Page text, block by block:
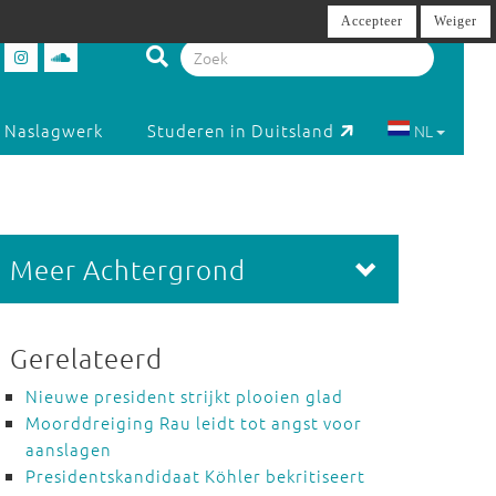
Naslagwerk Studeren in Duitsland NL
Meer Achtergrond
Gerelateerd
Nieuwe president strijkt plooien glad
Moorddreiging Rau leidt tot angst voor
aanslagen
Presidentskandidaat Köhler bekritiseert
Accepteer Weiger